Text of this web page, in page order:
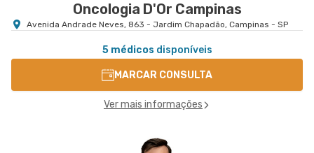
Oncologia D'Or Campinas
Avenida Andrade Neves, 863 - Jardim Chapadão, Campinas - SP
5 médicos disponíveis
MARCAR CONSULTA
Ver mais informações